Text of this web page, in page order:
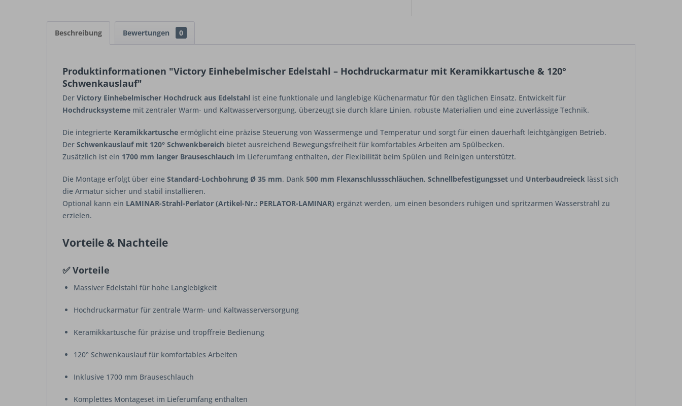
Beschreibung Bewertungen 0
Produktinformationen "Victory Einhebelmischer Edelstahl – Hochdruckarmatur mit Keramikkartusche & 120°
Schwenkauslauf"
Der Victory Einhebelmischer Hochdruck aus Edelstahl ist eine funktionale und langlebige Küchenarmatur für den täglichen Einsatz. Entwickelt für
Hochdrucksysteme mit zentraler Warm- und Kaltwasserversorgung, überzeugt sie durch klare Linien, robuste Materialien und eine zuverlässige Technik.
Die integrierte Keramikkartusche ermöglicht eine präzise Steuerung von Wassermenge und Temperatur und sorgt für einen dauerhaft leichtgängigen Betrieb.
Der Schwenkauslauf mit 120° Schwenkbereich bietet ausreichend Bewegungsfreiheit für komfortables Arbeiten am Spülbecken.
Zusätzlich ist ein 1700 mm langer Brauseschlauch im Lieferumfang enthalten, der Flexibilität beim Spülen und Reinigen unterstützt.
Die Montage erfolgt über eine Standard-Lochbohrung Ø 35 mm. Dank 500 mm Flexanschlussschläuchen, Schnellbefestigungsset und Unterbaudreieck lässt sich
die Armatur sicher und stabil installieren.
Optional kann ein LAMINAR-Strahl-Perlator (Artikel-Nr.: PERLATOR-LAMINAR) ergänzt werden, um einen besonders ruhigen und spritzarmen Wasserstrahl zu
erzielen.
Vorteile & Nachteile
✅ Vorteile
Massiver Edelstahl für hohe Langlebigkeit
Hochdruckarmatur für zentrale Warm- und Kaltwasserversorgung
Keramikkartusche für präzise und tropffreie Bedienung
120° Schwenkauslauf für komfortables Arbeiten
Inklusive 1700 mm Brauseschlauch
Komplettes Montageset im Lieferumfang enthalten